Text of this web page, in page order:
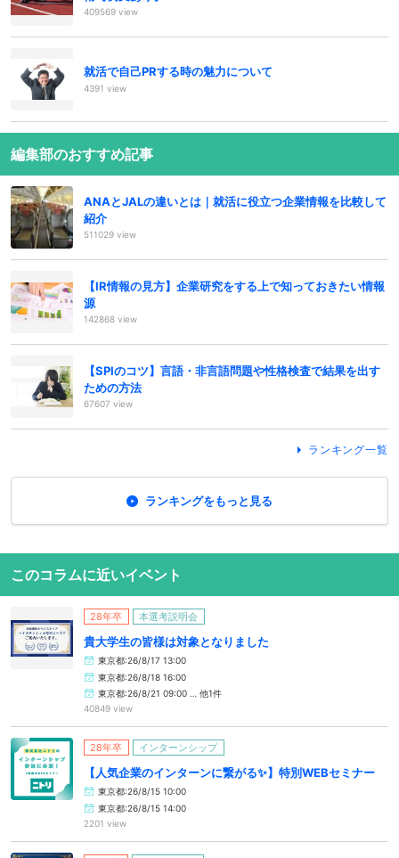
409569 view
就活で自己PRする時の魅力について
4391 view
編集部のおすすめ記事
ANAとJALの違いとは｜就活に役立つ企業情報を比較して
紹介
511029 view
【IR情報の見方】企業研究をする上で知っておきたい情報
源
142868 view
【SPIのコツ】言語・非言語問題や性格検査で結果を出す
ための方法
67607 view
ランキング一覧
ランキングをもっと見る
このコラムに近いイベント
28年卒 本選考説明会
貴大学生の皆様は対象となりました
東京都:26/8/17 13:00
東京都:26/8/18 16:00
東京都:26/8/21 09:00 … 他1件
40849 view
28年卒 インターンシップ
【人気企業のインターンに繋がる✨】特別WEBセミナー
東京都:26/8/15 10:00
東京都:26/8/15 14:00
2201 view